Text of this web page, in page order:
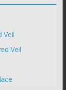
Veil
Veil